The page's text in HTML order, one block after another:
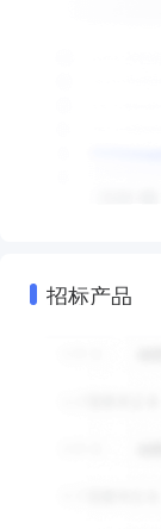
招标产品